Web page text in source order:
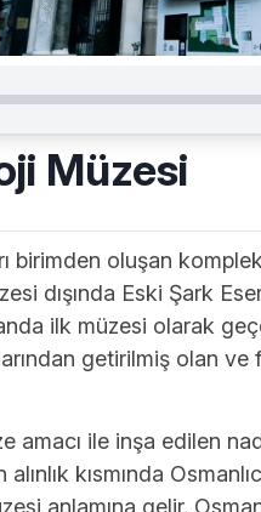
Müzesi
birimden oluşan
dışında Eski Şark
ilk müzesi olarak
getirilmiş olan
ile inşa edilen
kısmında